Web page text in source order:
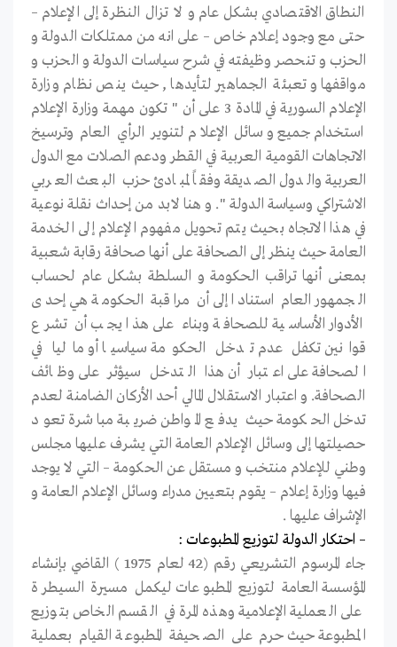
النطاق الاقتصادي بشكل عام و لا تزال النظرة إلى الإعلام –
حتى مع وجود إعلام خاص – على انه من ممتلكات الدولة و
الحزب و تنحصر وظيفته في شرح سياسات الدولة و الحزب و
مواقفها و تعبئة الجماهير لتأيدها , حيث ينص نظام وزارة
الإعلام السورية في المادة 3 على أن " تكون مهمة وزارة الإعلام
استخدام جميع وسائل الإعلام لتنوير الرأي العام وترسيخ
الاتجاهات القومية العربية في القطر ودعم الصلات مع الدول
العربية والدول الصديقة وفقاً لمبادئ حزب البعث العربي
الاشتراكي وسياسة الدولة ". و هنا لابد من إحداث نقلة نوعية
في هذا الاتجاه بحيث يتم تحويل مفهوم الإعلام إلى الخدمة
العامة حيث ينظر إلى الصحافة على أنها صحافة رقابة شعبية
بمعنى أنها تراقب الحكومة و السلطة بشكل عام لحساب
الجمهور العام استنادا إلى أن مراقبة الحكومة هي إحدى
الأدوار الأساسية للصحافة وبناء على هذا يجب أن تشرع
قوانين تكفل عدم تدخل الحكومة سياسيا أو ماليا في
الصحافة على اعتبار أن هذا التدخل سيؤثر على وظائف
الصحافة. و اعتبار الاستقلال المالي أحد الأركان الضامنة لعدم
تدخل الحكومة حيث يدفع المواطن ضريبة مباشرة تعود
حصيلتها إلى وسائل الإعلام العامة التي يشرف عليها مجلس
وطني للإعلام منتخب و مستقل عن الحكومة – التي لا يوجد
فيها وزارة إعلام – يقوم بتعيين مدراء وسائل الإعلام العامة و
الإشراف عليها .
– احتكار الدولة لتوزيع المطبوعات :
جاء المرسوم التشريعي رقم (42 لعام 1975 ) القاضي بإنشاء
المؤسسة العامة لتوزيع المطبوعات ليكمل مسيرة السيطرة
على العملية الإعلامية وهذه المرة في القسم الخاص بتوزيع
المطبوعة حيث حرم على الصحيفة المطبوعة القيام بعملية